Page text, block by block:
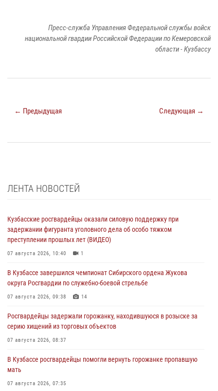
Пресс-служба Управления Федеральной службы войск
национальной гвардии Российской Федерации по Кемеровской
области - Кузбассу
← Предыдущая Следующая →
ЛЕНТА НОВОСТЕЙ
Кузбасские росгвардейцы оказали силовую поддержку при
задержании фигуранта уголовного дела об особо тяжком
преступлении прошлых лет (ВИДЕО)
07 августа 2026, 10:40 1
В Кузбассе завершился чемпионат Сибирского ордена Жукова
округа Росгвардии по служебно-боевой стрельбе
07 августа 2026, 09:38 14
Росгвардейцы задержали горожанку, находившуюся в розыске за
серию хищений из торговых объектов
07 августа 2026, 08:37
В Кузбассе росгвардейцы помогли вернуть горожанке пропавшую
мать
07 августа 2026, 07:35